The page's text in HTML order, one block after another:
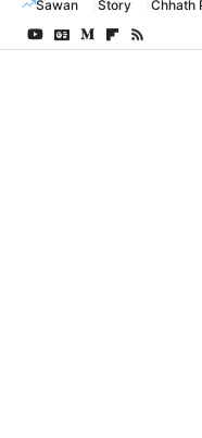
Sawan Story Chhath